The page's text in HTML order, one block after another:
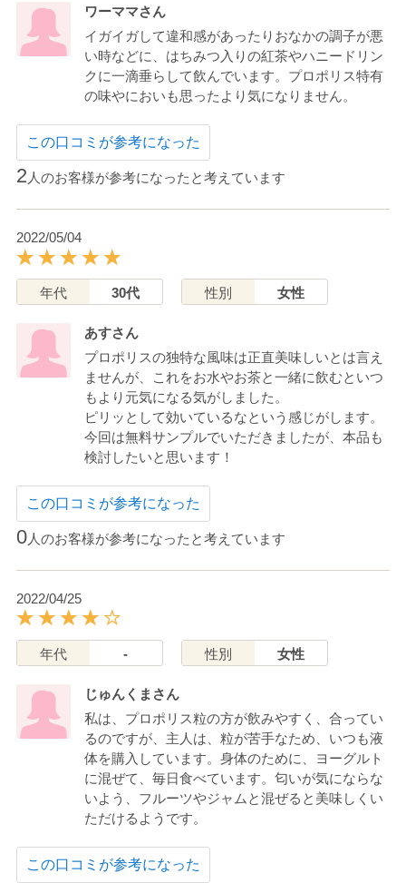
ワーママさん
イガイガして違和感があったりおなかの調子が悪
い時などに、はちみつ入りの紅茶やハニードリン
クに一滴垂らして飲んでいます。プロポリス特有
の味やにおいも思ったより気になりません。
この口コミが参考になった
2 人のお客様が参考になったと考えています
2022/05/04
年代 30代 性別 女性
あすさん
プロポリスの独特な風味は正直美味しいとは言え
ませんが、これをお水やお茶と一緒に飲むといつ
もより元気になる気がしました。
ピリッとして効いているなという感じがします。
今回は無料サンプルでいただきましたが、本品も
検討したいと思います！
この口コミが参考になった
0人のお客様が参考になったと考えています
2022/04/25
年代 - 性別 女性
じゅんくまさん
私は、プロポリス粒の方が飲みやすく、合ってい
るのですが、主人は、粒が苦手なため、いつも液
体を購入しています。身体のために、ヨーグルト
に混ぜて、毎日食べています。匂いが気にならな
いよう、フルーツやジャムと混ぜると美味しくい
ただけるようです。
この口コミが参考になった